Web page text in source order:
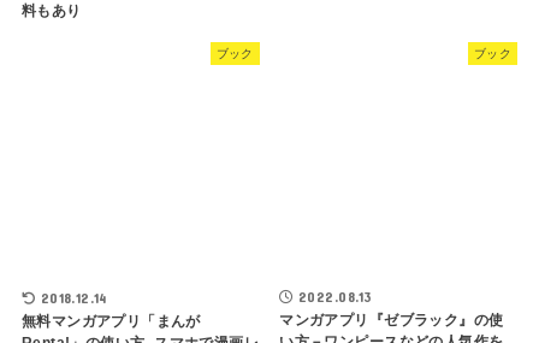
料もあり
ブック
2018.12.14
無料マンガアプリ「まんが
ブック
2022.08.13
マンガアプリ『ゼブラック』の使